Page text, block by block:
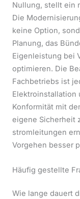
Nullung, stellt ein
Die
keine Option,
Planung, das
Eigenleistung bei
optimieren. Die
Fachbetriebs ist
Elektroinstallation
Konformität mit
eigene Sicherheit
stromleitungen
Vorgehen besser
Häufig gestellte
Wie lange dauert